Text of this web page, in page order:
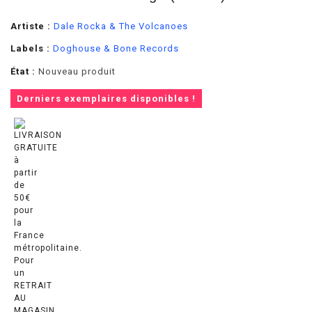
Artiste : Dale Rocka & The Volcanoes
Labels : Doghouse & Bone Records
État : Nouveau produit
Derniers exemplaires disponibles !